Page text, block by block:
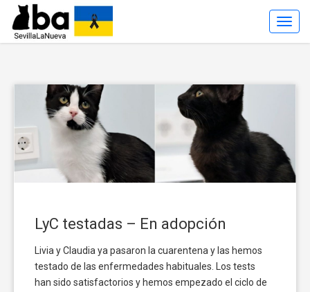
LyC testadas – En adopción
Livia y Claudia ya pasaron la cuarentena y las hemos
testado de las enfermedades habituales. Los tests
han sido satisfactorios y hemos empezado el ciclo de